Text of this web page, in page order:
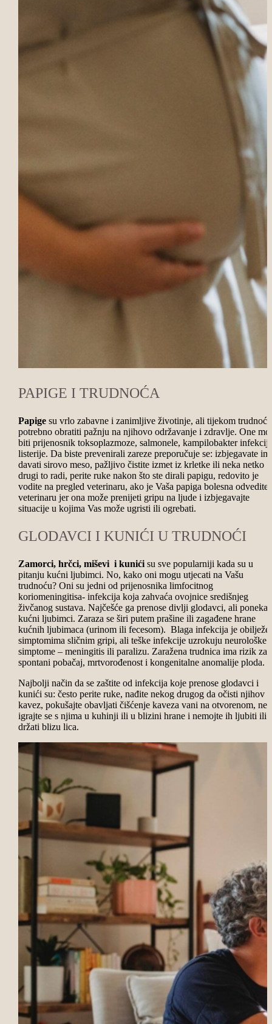
PAPIGE I TRUDNOĆA
Papigesu vrlo zabavne i zanimljive životinje, ali tijekom
potrebno obratiti pažnju na njihovo održavanje i zdravlje. One
biti prijenosnik toksoplazmoze, salmonele, kampilobakter
listerije. Da biste prevenirali zareze preporučuje se: izbjegavate im
davati sirovo meso, pažljivo čistite izmet iz krletke ili neka netko
drugi to radi, perite ruke nakon što ste dirali papigu, redovito je
vodite na pregled veterinaru, ako je Vaša papiga bolesna odvedite
veterinaru jer ona može prenijeti gripu na ljude i izbjegavajte
situacije u kojima Vas može ugristi ili ogrebati.
GLODAVCI I KUNIĆI U TRUDNOĆI
Zamorci, hrčci, miševi i kunići su sve popularniji kada su u
pitanju kućni ljubimci. No, kako oni mogu utjecati na Vašu
trudnoću? Oni su jedni od prijenosnika limfocitnog
koriomeningitisa- infekcija koja zahvaća ovojnice središnjeg
živčanog sustava. Najčešće ga prenose divlji glodavci, ali
kućni ljubimci. Zaraza se širi putem prašine ili zagađene hrane
kućnih ljubimaca (urinom ili fecesom). Blaga infekcija je
simptomima sličnim gripi, ali teške infekcije uzrokuju neurološke
simptome – meningitis ili paralizu. Zaražena trudnica ima rizik za
spontani pobačaj, mrtvorođenost i kongenitalne anomalije ploda.
Najbolji način da se zaštite od infekcija koje prenose glodavci i
kunići su: često perite ruke, nađite nekog drugog da očisti njihov
kavez, pokušajte obavljati čišćenje kaveza vani na otvorenom, ne
igrajte se s njima u kuhinji ili u blizini hrane i nemojte ih ljubiti ili
držati blizu lica.